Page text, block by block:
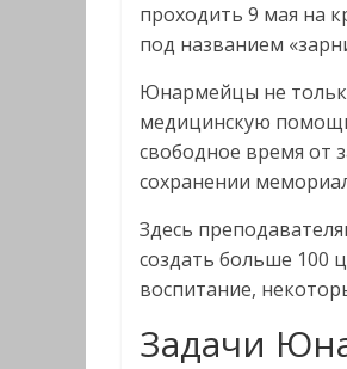
проходить 9 мая на
под названием
Юнармейцы не
медицинскую
свободное время от
сохранении
Здесь
создать больше 100
воспитание,
Задачи